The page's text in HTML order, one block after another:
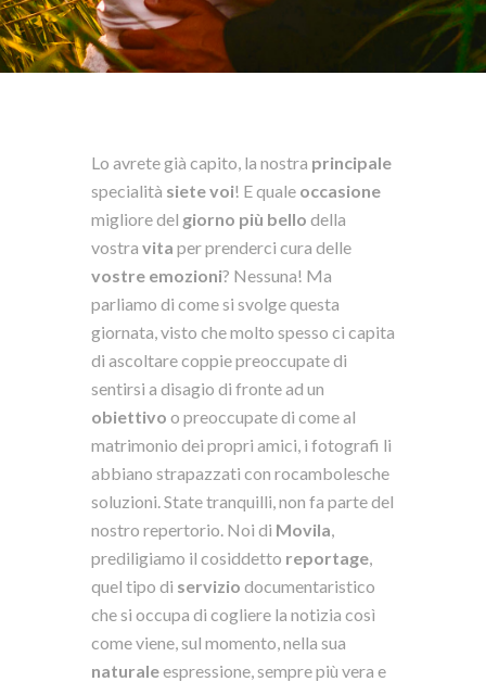
Lo avrete già capito, la nostra principale
specialità siete voi! E quale occasione
migliore del giorno più bello della
vostra vita per prenderci cura delle
vostre emozioni? Nessuna! Ma
parliamo di come si svolge questa
giornata, visto che molto spesso ci capita
di ascoltare coppie preoccupate di
sentirsi a disagio di fronte ad un
obiettivo o preoccupate di come al
matrimonio dei propri amici, i fotografi li
abbiano strapazzati con rocambolesche
soluzioni. State tranquilli, non fa parte del
nostro repertorio. Noi di Movila,
prediligiamo il cosiddetto reportage,
quel tipo di servizio documentaristico
che si occupa di cogliere la notizia così
come viene, sul momento, nella sua
naturaleespressione, sempre più vera e